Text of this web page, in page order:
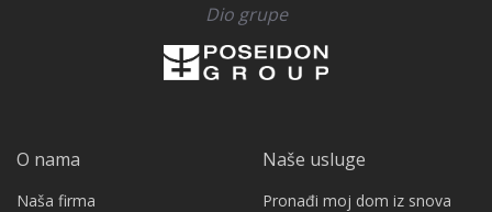
Dio grupe
O nama
Naša firma
Naše usluge
Pronađi moj dom iz snova